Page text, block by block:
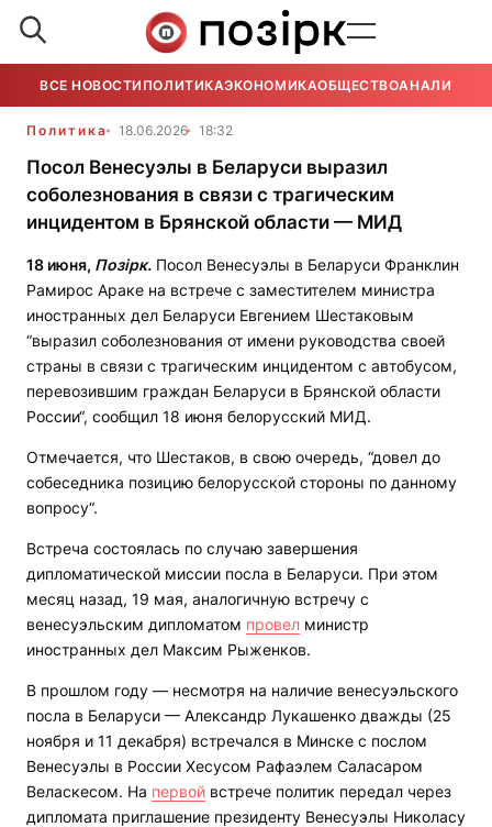
ВСЕ НОВОСТИ ПОЛИТИКАЭКОНОМИКАОБЩЕСТВОАНАЛИТИКА
Политика 18.06.2026 18:32
Посол Венесуэлы в Беларуси выразил
соболезнования в связи с трагическим
инцидентом в Брянской области — МИД
18 июня, Позірк. Посол Венесуэлы в Беларуси Франклин
Рамирос Араке на встрече с заместителем министра
иностранных дел Беларуси Евгением Шестаковым
“выразил соболезнования от имени руководства своей
страны в связи с трагическим инцидентом с автобусом,
перевозившим граждан Беларуси в Брянской области
России“, сообщил 18 июня белорусский МИД.
Отмечается, что Шестаков, в свою очередь, “довел до
собеседника позицию белорусской стороны по данному
вопросу“.
Встреча состоялась по случаю завершения
дипломатической миссии посла в Беларуси. При этом
месяц назад, 19 мая, аналогичную встречу с
венесуэльским дипломатом провел министр
иностранных дел Максим Рыженков.
В прошлом году — несмотря на наличие венесуэльского
посла в Беларуси — Александр Лукашенко дважды (25
ноября и 11 декабря) встречался в Минске с послом
Венесуэлы в России Хесусом Рафаэлем Саласаром
Веласкесом. На первой встрече политик передал через
дипломата приглашение президенту Венесуэлы Николасу